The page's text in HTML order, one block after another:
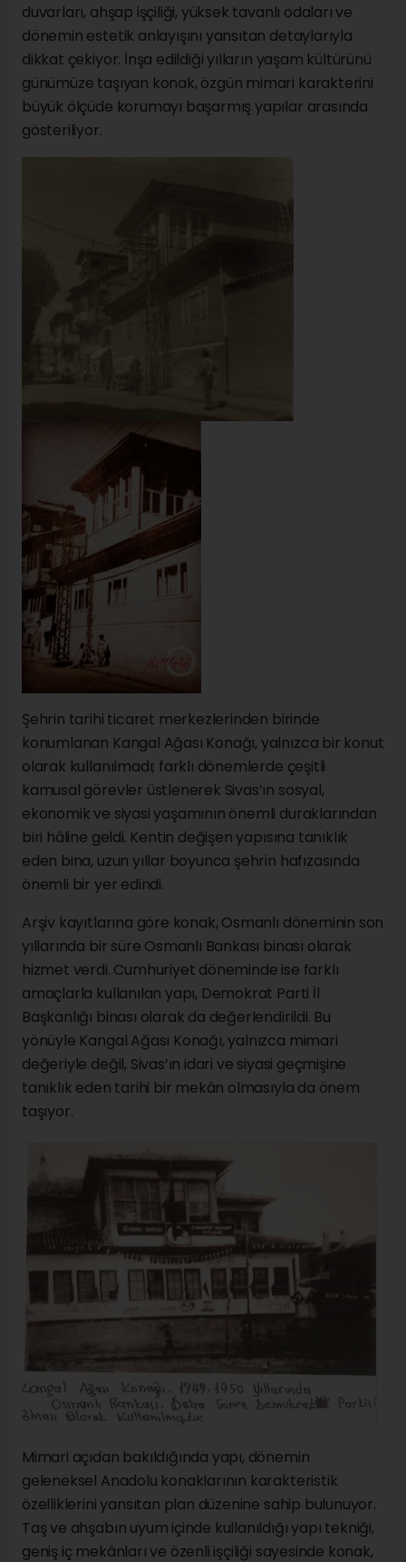
duvarları, ahşap işçiliği, yüksek tavanlı odaları ve
dönemin estetik anlayışını yansıtan detaylarıyla
dikkat çekiyor. İnşa edildiği yılların yaşam kültürünü
günümüze taşıyan konak, özgün mimari karakterini
büyük ölçüde korumayı başarmış yapılar arasında
gösteriliyor.
Şehrin tarihi ticaret merkezlerinden birinde
konumlanan Kangal Ağası Konağı, yalnızca bir konut
olarak kullanılmadı; farklı dönemlerde çeşitli
kamusal görevler üstlenerek Sivas’ın sosyal,
ekonomik ve siyasi yaşamının önemli duraklarından
biri hâline geldi. Kentin değişen yapısına tanıklık
eden bina, uzun yıllar boyunca şehrin hafızasında
önemli bir yer edindi.
Arşiv kayıtlarına göre konak, Osmanlı döneminin son
yıllarında bir süre Osmanlı Bankası binası olarak
hizmet verdi. Cumhuriyet döneminde ise farklı
amaçlarla kullanılan yapı, Demokrat Parti İl
Başkanlığı binası olarak da değerlendirildi. Bu
yönüyle Kangal Ağası Konağı, yalnızca mimari
değeriyle değil, Sivas’ın idari ve siyasi geçmişine
tanıklık eden tarihi bir mekân olmasıyla da önem
taşıyor.
Mimari açıdan bakıldığında yapı, dönemin
geleneksel Anadolu konaklarının karakteristik
özelliklerini yansıtan plan düzenine sahip bulunuyor.
Taş ve ahşabın uyum içinde kullanıldığı yapı tekniği,
geniş iç mekânları ve özenli işçiliği sayesinde konak,